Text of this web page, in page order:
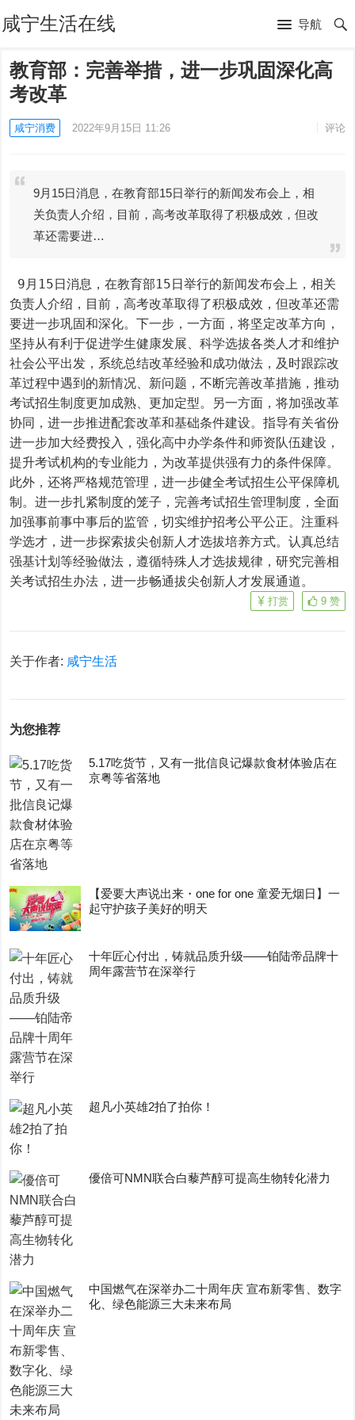
咸宁生活在线 导航
教育部：完善举措，进一步巩固深化高
考改革
咸宁消费 2022年9月15日 11:26 评论
9月15日消息，在教育部15日举行的新闻发布会上，相
关负责人介绍，目前，高考改革取得了积极成效，但改
革还需要进…
负责人介绍，目前，高考改革取得了积极成效，但改革还需
要进一步巩固和深化。下一步，一方面，将坚定改革方向，
坚持从有利于促进学生健康发展、科学选拔各类人才和维护
社会公平出发，系统总结改革经验和成功做法，及时跟踪改
革过程中遇到的新情况、新问题，不断完善改革措施，推动
考试招生制度更加成熟、更加定型。另一方面，将加强改革
协同，进一步推进配套改革和基础条件建设。指导有关省份
进一步加大经费投入，强化高中办学条件和师资队伍建设，
提升考试机构的专业能力，为改革提供强有力的条件保障。
此外，还将严格规范管理，进一步健全考试招生公平保障机
制。进一步扎紧制度的笼子，完善考试招生管理制度，全面
加强事前事中事后的监管，切实维护招考公平公正。注重科
学选才，进一步探索拔尖创新人才选拔培养方式。认真总结
强基计划等经验做法，遵循特殊人才选拔规律，研究完善相
关考试招生办法，进一步畅通拔尖创新人才发展通道。
9 赞
打赏
关于作者: 咸宁生活
为您推荐
5.17吃货节，又有一批信良记爆款食材体验店在
京粤等省落地
【爱要大声说出来・one for one 童爱无烟日】一
起守护孩子美好的明天
十年匠心付出，铸就品质升级——铂陆帝品牌十
周年露营节在深举行
超凡小英雄2拍了拍你！
優倍可NMN联合白藜芦醇可提高生物转化潜力
中国燃气在深举办二十周年庆 宣布新零售、数字
化、绿色能源三大未来布局